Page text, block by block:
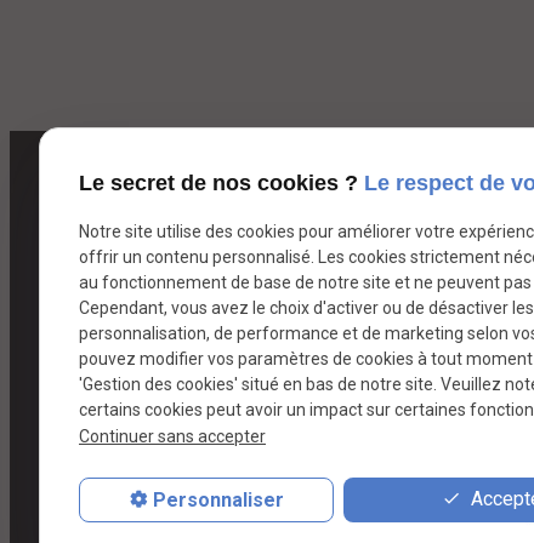
Le secret de nos cookies ? Le respect de
Notre site utilise des cookies pour améliorer votre
offrir un contenu personnalisé. Les cookies strictement
au fonctionnement de base de notre site et ne peuvent pas
Cependant, vous avez le choix d'activer ou de désactiver
personnalisation, de performance et de marketing selon
pouvez modifier vos paramètres de cookies à tout
'Gestion des cookies' situé en bas de notre site. Veuillez
certains cookies peut avoir un impact sur certaines
Continuer sans accepter
Personnaliser